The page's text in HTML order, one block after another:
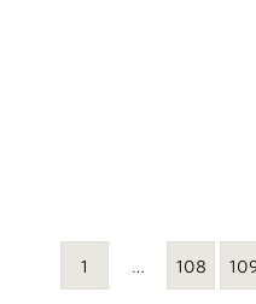
1 … 108